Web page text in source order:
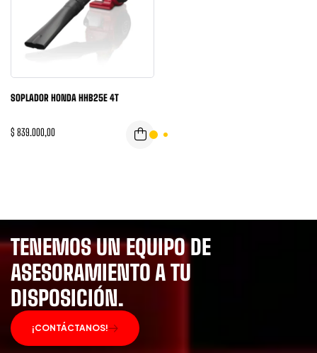
SOPLADOR HONDA HHB25E 4T
$ 839.000,00
TENEMOS UN EQUIPO DE
ASESORAMIENTO A TU
DISPOSICIÓN.
¡CONTÁCTANOS!